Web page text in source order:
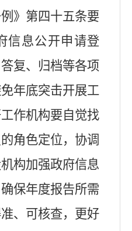
》第四十五条要
信息公开申请登
复、归档等各项
年底突击开展工
作机构要自觉找
角色定位，协调
构加强政府信息
保年度报告所需
、可核查，更好